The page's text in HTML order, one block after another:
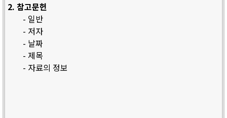
2. 참고문헌
- 일반
- 저자
- 날짜
- 제목
- 자료의 정보